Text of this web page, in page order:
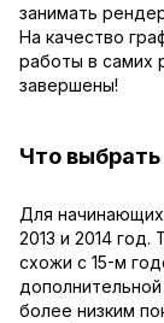
занимать
На качество
работы в самих
завершены!
Что
Для
2013 и 2014 год.
схожи с 15-м
более низким